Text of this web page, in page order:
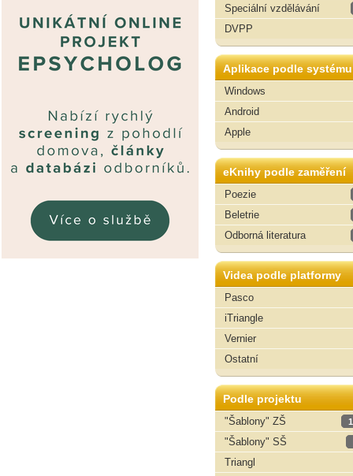
Speciální vzdělávání
DVPP
Aplikace podle systému
Windows
Android
Apple
eKnihy podle zaměření
Poezie
Beletrie
Odborná literatura
Videa podle platformy
Pasco
iTriangle
Vernier
Ostatní
Podle projektu
"Šablony" ZŠ
"Šablony" SŠ
Triangl